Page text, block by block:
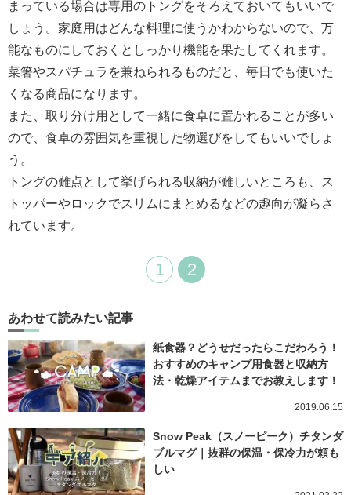
まっている場合は専用のトングをそろえておいてもいいで
しょう。家庭用はどんな料理に使うかわからないので、万
能なものにしておくとしっかり機能を果たしてくれます。
菜箸やスパチュラを兼ねられるものだと、毎日でも使いた
くなる商品になります。
また、取り分け用として一緒に食卓に置かれることが多い
ので、食卓の雰囲気を重視した物選びをしてもいいでしょ
う。
トングの難点として挙げられる収納が難しいところも、ス
トッパーやロックでスリムにまとめるなどの趣向が凝らさ
れています。
1 2
あわせて読みたい記事
紙食器？どうせだったらこだわろう！
おすすめのキャンプ用食器と収納方
法・乾燥アイテムまでお教えします！
2019.06.15
Snow Peak（スノーピーク）チタンダ
ブルマグ｜抜群の保温・保冷力が頼も
しい